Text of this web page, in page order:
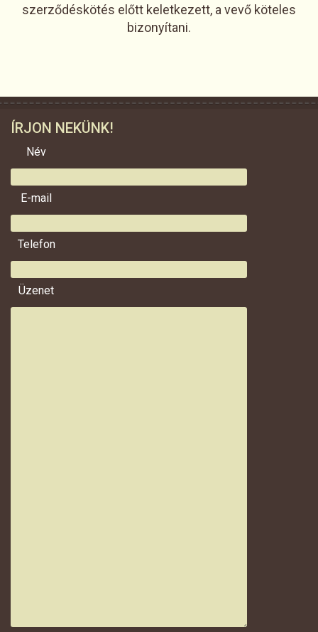
szerződéskötés előtt keletkezett, a vevő köteles
bizonyítani.
ÍRJON NEKÜNK!
Név
E-mail
Telefon
Üzenet